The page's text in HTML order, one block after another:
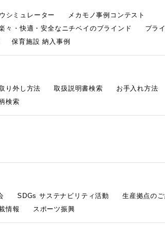
シミュレーター
メカモノ事例コンテスト
々・快適・安全なニチベイのブラインド
プラ
保育施設 納入事例
り外し方法 取扱説明書検索
お手入れ方法
検索
SDGs サステナビリティ活動
生産拠点の
情報 スポーツ振興